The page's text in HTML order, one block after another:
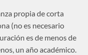
propia de corta
(no es necesario
es de menos de
un año académico.